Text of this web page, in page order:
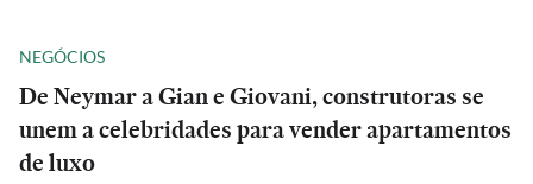
NEGÓCIOS
De Neymar a Gian e Giovani, construtoras se
unem a celebridades para vender apartamentos
de luxo